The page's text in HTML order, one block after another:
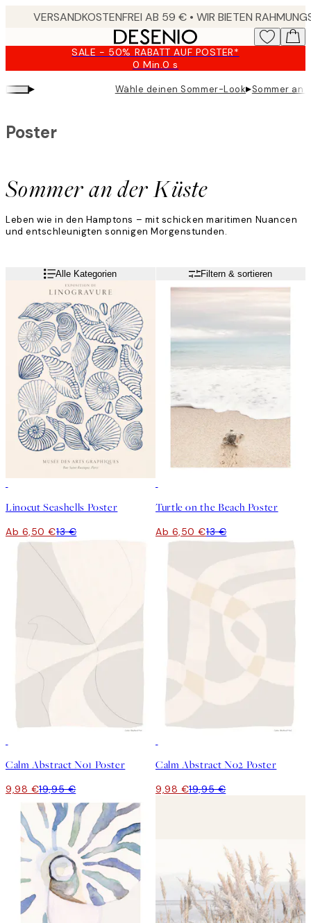
SALE - 50% RABATT AUF POSTER*
0 Min.0 s
Gültig
bis:
2026-
▸ Wähle deinen Sommer-Look▸Sommer an
Sommer an der Küste
Poster
Leben wie in den Hamptons – mit schicken maritimen Nuancen
und entschleunigten sonnigen Morgenstunden.
Alle Kategorien Filtern & sortieren
Linocut Seashells Poster
Ab 6,50 €13 €
Turtle on the Beach Poster
Ab 6,50 €13 €
Calm Abstract No1 Poster
9,98 €19,95 €
Calm Abstract No2 Poster
9,98 €19,95 €